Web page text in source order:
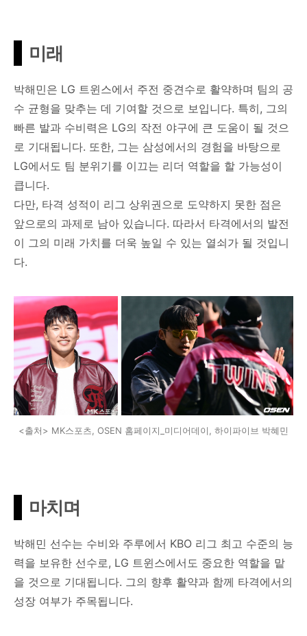
미래
박해민은 LG 트윈스에서 주전 중견수로 활약하며 팀의 공
수 균형을 맞추는 데 기여할 것으로 보입니다. 특히, 그의
빠른 발과 수비력은 LG의 작전 야구에 큰 도움이 될 것으
로 기대됩니다. 또한, 그는 삼성에서의 경험을 바탕으로
LG에서도 팀 분위기를 이끄는 리더 역할을 할 가능성이
큽니다.
다만, 타격 성적이 리그 상위권으로 도약하지 못한 점은
앞으로의 과제로 남아 있습니다. 따라서 타격에서의 발전
이 그의 미래 가치를 더욱 높일 수 있는 열쇠가 될 것입니
다.
<출처> MK스포츠, OSEN 홈페이지_미디어데이, 하이파이브 박혜민
마치며
박해민 선수는 수비와 주루에서 KBO 리그 최고 수준의 능
력을 보유한 선수로, LG 트윈스에서도 중요한 역할을 맡
을 것으로 기대됩니다. 그의 향후 활약과 함께 타격에서의
성장 여부가 주목됩니다.